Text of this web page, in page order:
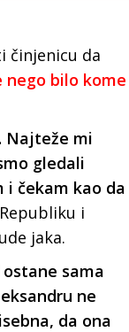
činjenicu da
nego bilo kome
Najteže mi
gledali
i čekam kao da
i
jaka.
sama
ne
da ona